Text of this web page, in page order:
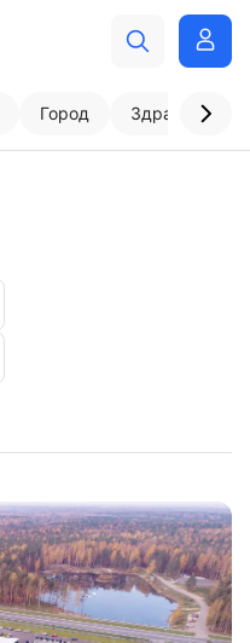
Город